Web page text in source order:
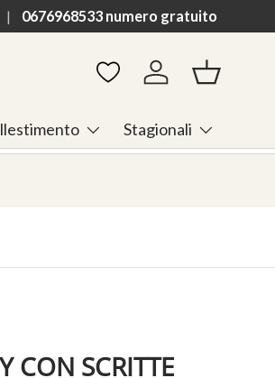
0676968533 numero gratuito
AccediCestino
Stagionali
CON SCRITTE